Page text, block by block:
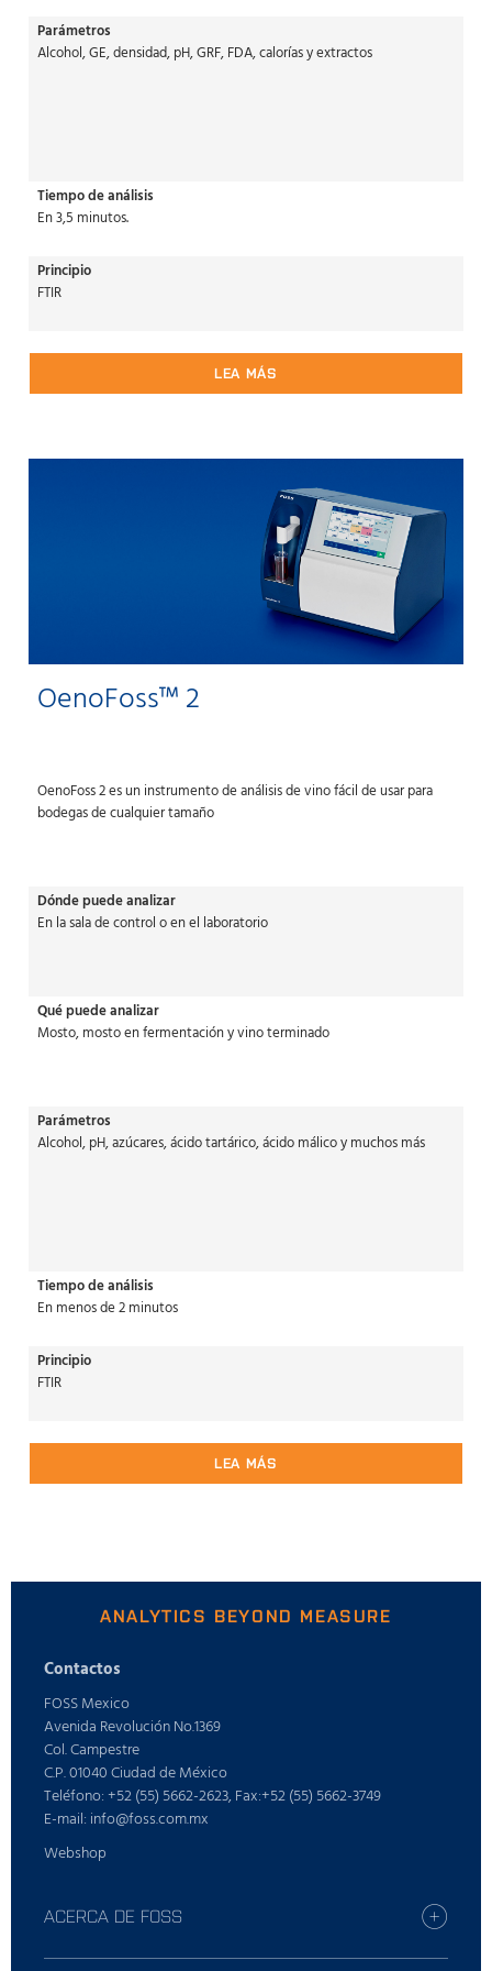
Parámetros
Alcohol, GE, densidad, pH, GRF, FDA, calorías y extractos
Tiempo de análisis
En 3,5 minutos.
Principio
FTIR
LEA MÁS
OenoFoss™ 2
OenoFoss 2 es un instrumento de análisis de vino fácil de usar para
bodegas de cualquier tamaño
Dónde puede analizar
En la sala de control o en el laboratorio
Qué puede analizar
Mosto, mosto en fermentación y vino terminado
Parámetros
Alcohol, pH, azúcares, ácido tartárico, ácido málico y muchos más
Tiempo de análisis
En menos de 2 minutos
Principio
FTIR
LEA MÁS
ANALYTICS BEYOND MEASURE
Contactos
FOSS Mexico
Avenida Revolución No.1369
Col. Campestre
C.P. 01040 Ciudad de México
Teléfono: +52 (55) 5662-2623, Fax:+52 (55) 5662-3749
E-mail: info@foss.com.mx
Webshop
ACERCA DE FOSS
Carreras profesionales